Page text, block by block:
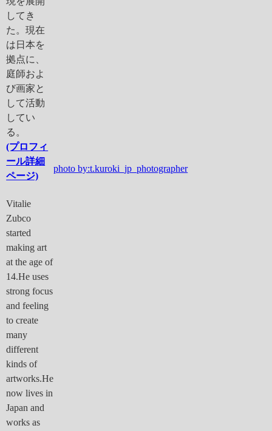
してき
た。現在
は日本を
拠点に、
庭師およ
び画家と
して活動
してい
る。
(プロフィ
ール詳細
ページ)
Vitalie
Zubco
started
making art
at the age of
14.He uses
strong focus
and feeling
to create
many
different
kinds of
artworks.He
now lives in
Japan and
works as
photo by:t.kuroki_jp_photographer